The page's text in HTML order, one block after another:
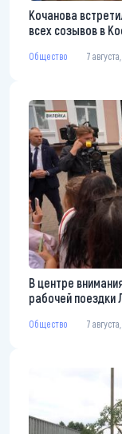
Кочанова
всех созывов в
Общество 7
В центре
рабочей поездки
Общество 7